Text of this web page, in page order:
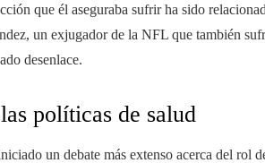
que él aseguraba sufrir ha sido
un exjugador de la NFL que también
desenlace.
políticas de salud
un debate más extenso acerca del rol